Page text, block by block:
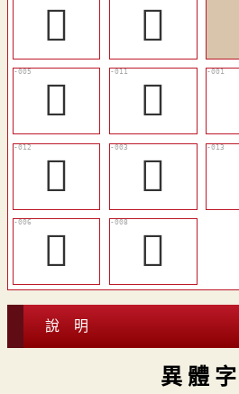
󱎍
󱎈
𡬨
󱎉
󱎊
󱎃
𢍠
󱎆
說 明
異 體 字